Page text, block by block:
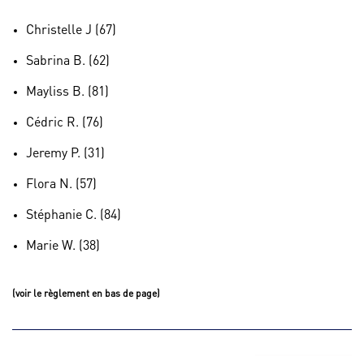
Christelle J (67)
Sabrina B. (62)
Mayliss B. (81)
Cédric R. (76)
Jeremy P. (31)
Flora N. (57)
Stéphanie C. (84)
Marie W. (38)
(voir le règlement en bas de page)